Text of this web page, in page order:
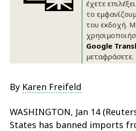
Πως θα μας βρείτε
ΑΚΟΛΟΥΘΗΣΤΕ ΜΑΣ
Πως θα μας βρείτε
ΑΚΟΛΟΥΘΗΣΤΕ ΜΑΣ
Πως θα μας βρείτε
ΑΚΟΛΟΥΘΗΣΤΕ ΜΑΣ
Πως θα μας βρείτε
ΑΚΟΛΟΥΘΗΣΤΕ ΜΑΣ
Πως θα μας βρείτε
ΑΚΟΛΟΥΘΗΣΤΕ ΜΑΣ
Πως θα μας βρείτε
ΑΚΟΛΟΥΘΗΣΤΕ ΜΑΣ
έχετε
το
του εκδοχή.
Google
μεταφράσετε.
By Karen Freifeld
WASHINGTON, Jan 14
States has banned imports